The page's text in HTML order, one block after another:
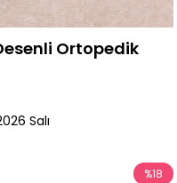
Ortopedik
Salı
%18